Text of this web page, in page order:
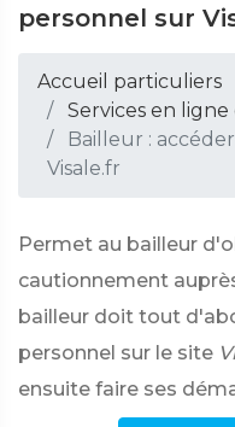
personnel sur
Accueil particuliers
Services en
Bailleur :
Visale.fr
Permet au bailleur
cautionnement
bailleur doit tout
personnel sur le site
ensuite faire ses